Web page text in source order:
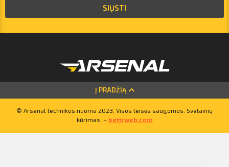
vilnius@arsenalrent.com
+37067455935
SIŲSTI
Į PRADŽIĄ
© Arsenal technikos nuoma 2023. Visos teisės saugomos. Svetainių
kūrimas – bettrweb.com